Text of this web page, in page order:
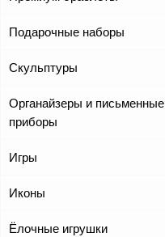
Подарочные наборы
Скульптуры
Органайзеры и письменные
приборы
Игры
Иконы
Ёлочные игрушки